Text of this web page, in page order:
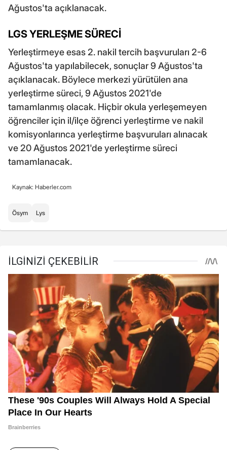
Ağustos'ta açıklanacak.
LGS YERLEŞME SÜRECİ
Yerleştirmeye esas 2. nakil tercih başvuruları 2-6
Ağustos'ta yapılabilecek, sonuçlar 9 Ağustos'ta
açıklanacak. Böylece merkezi yürütülen ana
yerleştirme süreci, 9 Ağustos 2021'de
tamamlanmış olacak. Hiçbir okula yerleşemeyen
öğrenciler için il/ilçe öğrenci yerleştirme ve nakil
komisyonlarınca yerleştirme başvuruları alınacak
ve 20 Ağustos 2021'de yerleştirme süreci
tamamlanacak.
Kaynak: Haberler.com
Ösym Lys